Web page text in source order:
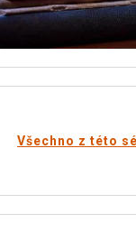
Všechno z této